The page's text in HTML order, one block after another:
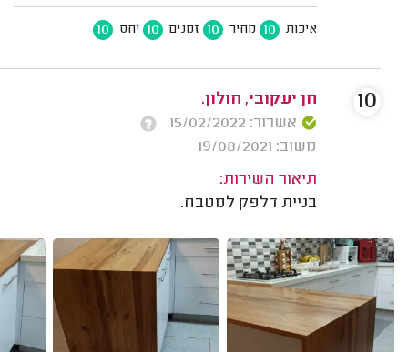
איכות 10 מחיר 10 זמנים 10 יחס 10
חן יעקובי, חולון.
אשרור: 15/02/2022
משוב: 19/08/2021
תיאור השירות:
בניית דלפק למטבח.
10